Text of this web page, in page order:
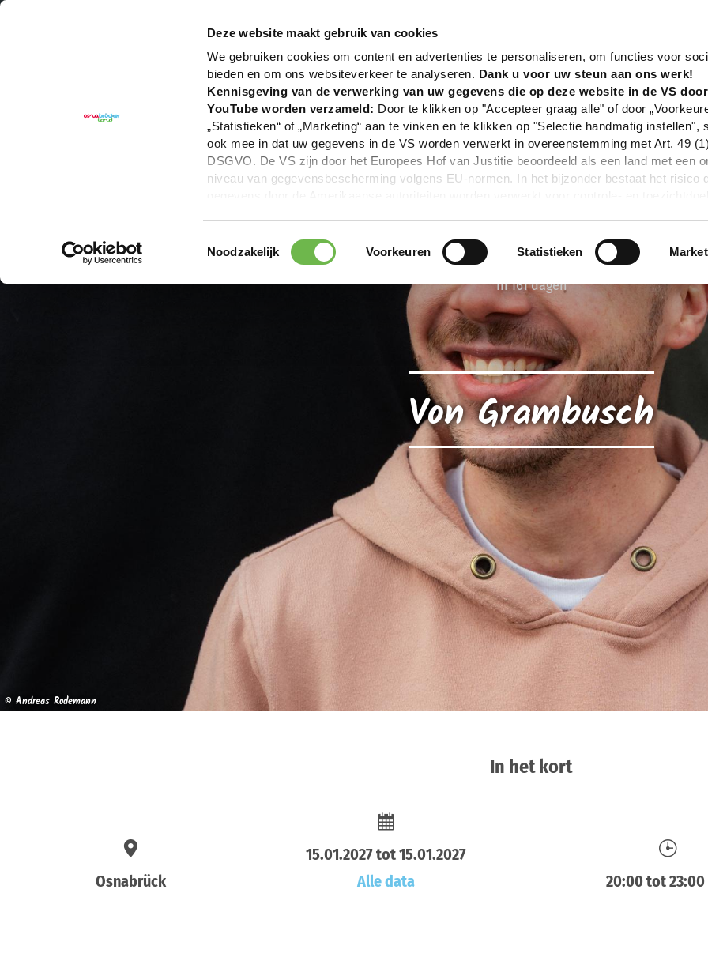
Deze website maakt gebruik van cookies
We gebruiken cookies om content en advertenties te personaliseren, om functies voor
bieden en om ons websiteverkeer te analyseren. Dank u voor uw steun aan ons werk!
Kennisgeving van de verwerking van uw gegevens die op deze website in de VS
YouTube worden verzameld: Door te klikken op "Accepteer graag alle" of door
„Statistieken“ of „Marketing“ aan te vinken en te klikken op "Selectie handmatig instellen",
ook mee in dat uw gegevens in de VS worden verwerkt in overeenstemming met Art. 49
DSGVO. De VS zijn door het Europees Hof van Justitie beoordeeld als een land met een
niveau van gegevensbescherming volgens EU-normen. In het bijzonder bestaat het risico
overdracht niet plaatsvinden. Voor meer informatie, zie onze privacyverklaring.
We geven u hier graag meer gedetailleerde informatie:
|Impressum
Toestemmingsselectie
Noodzakelijk Voorkeuren Statistieken
In 161 dagen
Von Grambusch
© Andreas Rodemann
In het kort
Osnabrück
15.01.2027 tot 15.01.2027
Alle data
20:00 tot 23:00